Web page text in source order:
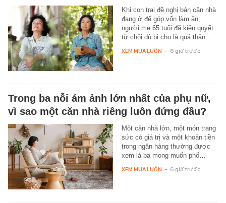
Khi con trai đề nghị bán căn nhà
đang ở để góp vốn làm ăn,
người mẹ 65 tuổi đã kiên quyết
từ chối dù bị cho là quá thận…
XEM MUA LUÔN - 6 giờ trước
Trong ba nỗi ám ảnh lớn nhất của phụ nữ,
vì sao một căn nhà riêng luôn đứng đầu?
Một căn nhà lớn, một món trang
sức có giá trị và một khoản tiền
trong ngân hàng thường được
xem là ba mong muốn phổ…
XEM MUA LUÔN - 6 giờ trước